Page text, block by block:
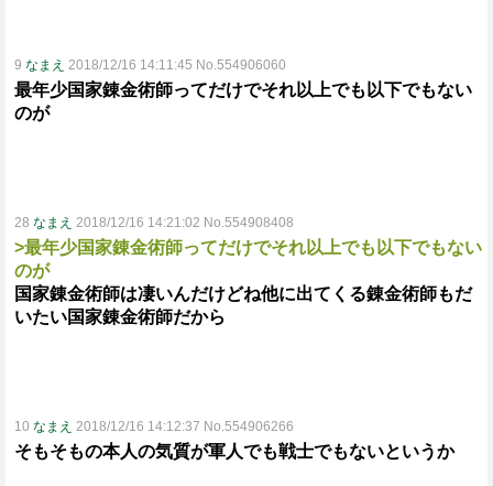
9 なまえ 2018/12/16 14:11:45 No.554906060
最年少国家錬金術師ってだけでそれ以上でも以下でもない
のが
28 なまえ 2018/12/16 14:21:02 No.554908408
>最年少国家錬金術師ってだけでそれ以上でも以下でもない
のが
国家錬金術師は凄いんだけどね他に出てくる錬金術師もだ
いたい国家錬金術師だから
10 なまえ 2018/12/16 14:12:37 No.554906266
そもそもの本人の気質が軍人でも戦士でもないというか